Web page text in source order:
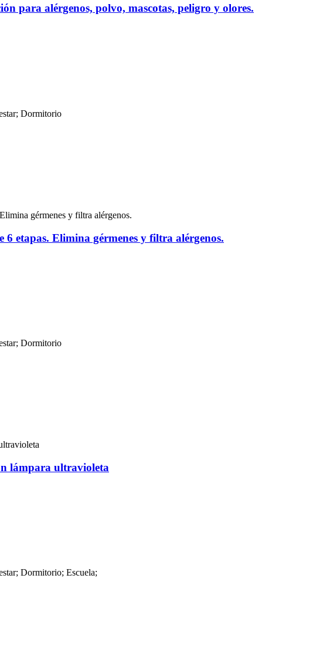
para alérgenos, polvo, mascotas, peligro y olores.
Dormitorio
etapas. Elimina gérmenes y filtra alérgenos.
Dormitorio
lámpara ultravioleta
Dormitorio; Escuela;